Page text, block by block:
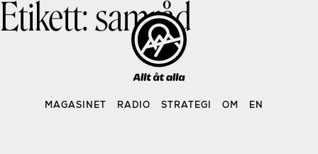
Skip
MAGASINET RADIO STRATEGI OM EN
Etikett:samråd